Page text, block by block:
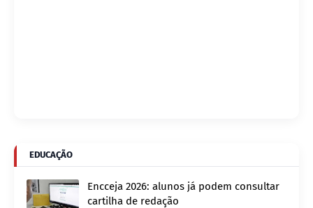
EDUCAÇÃO
Encceja 2026: alunos já podem consultar
cartilha de redação